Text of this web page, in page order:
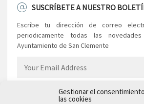
Gestionar el
las cookies
SUSCRÍBETE A NUESTRO
Escribe tu dirección de correo
periodicamente todas las
Ayuntamiento de San Clemente